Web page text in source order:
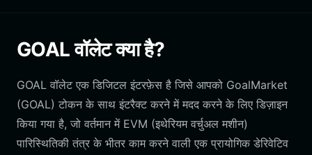
GOAL वॉलेट क्या है?
GOAL वॉलेट एक डिजिटल इंटरफ़ेस है जिसे आपको GoalMarket
(GOAL) टोकन के साथ इंटरैक्ट करने में मदद करने के लिए डिज़ाइन
किया गया है, जो वर्तमान में EVM (इथेरियम वर्चुअल मशीन)
पारिस्थितिकी तंत्र के भीतर काम करने वाली एक प्रायोगिक डेरिवेटिव